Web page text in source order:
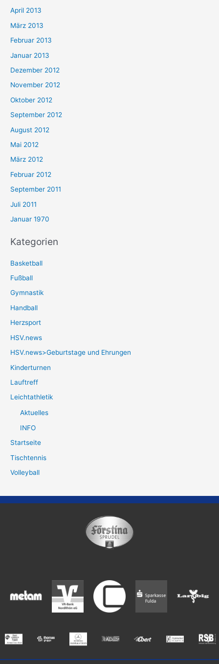
April 2013
März 2013
Februar 2013
Januar 2013
Dezember 2012
November 2012
Oktober 2012
September 2012
August 2012
Mai 2012
März 2012
Februar 2012
September 2011
Juli 2011
Januar 1970
Kategorien
Basketball
Fußball
Gymnastik
Handball
Herzsport
HSV.news
HSV.news>Geburtstage und Ehrungen
Kinderturnen
Lauftreff
Leichtathletik
Aktuelles
INFO
Startseite
Tischtennis
Volleyball